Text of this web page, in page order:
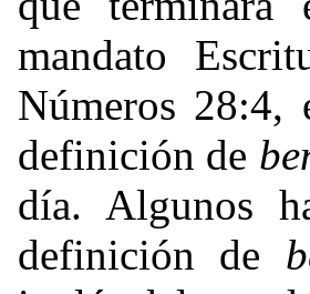
mandato
Números 28:4,
definición de
día. Algunos
definición de